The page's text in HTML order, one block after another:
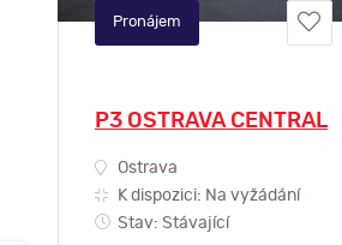
P3 OSTRAVA CENTRAL
Ostrava
K dispozici: Na vyžádání
Stav: Stávající
Pronájem